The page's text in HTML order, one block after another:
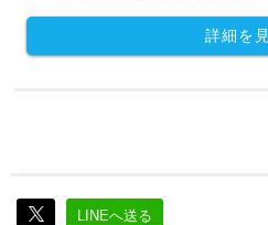
詳細を
LINEへ送る